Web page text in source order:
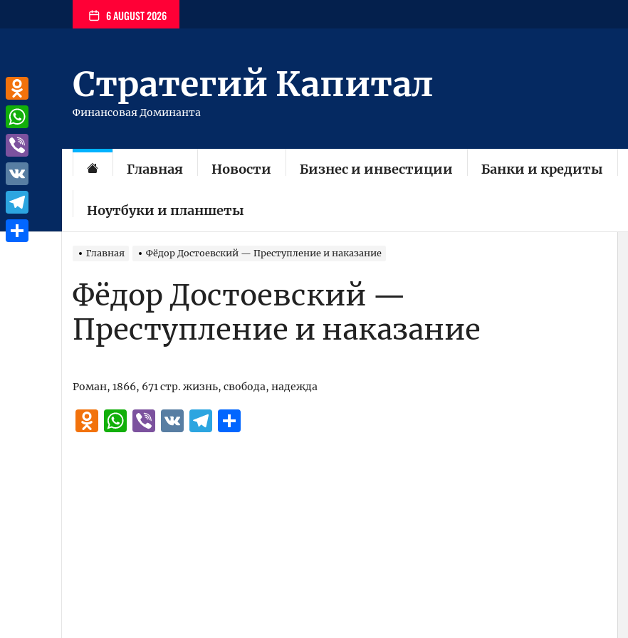
6 AUGUST 2026
Стратегий Капитал
Финансовая Доминанта
Главная Новости Бизнес и инвестиции Банки и кредиты
Ноутбуки и планшеты
Главная Фёдор Достоевский — Преступление и наказание
Фёдор Достоевский —
Преступление и наказание
Роман, 1866, 671 стр. жизнь, свобода, надежда
Odnoklassniki
WhatsApp
Viber
VK Telegram
Odnoklassniki
WhatsApp
Viber
VK
Telegram